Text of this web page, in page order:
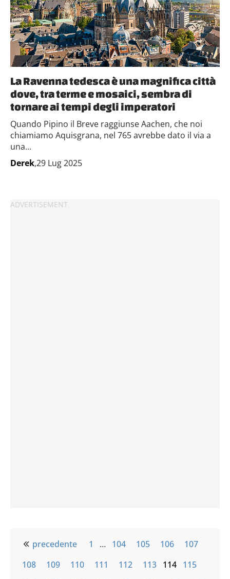
La Ravenna tedesca è una magnifica città
dove, tra terme e mosaici, sembra di
tornare ai tempi degli imperatori
Quando Pipino il Breve raggiunse Aachen, che noi
chiamiamo Aquisgrana, nel 765 avrebbe dato il via a
una...
Derek,29 Lug 2025
precedente 1 … 104 105 106
107
108
109 110 111 112 113 114 115